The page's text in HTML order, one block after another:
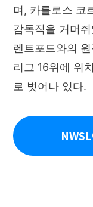
며, 카를로스 코
감독직을 거머
렌트포드와의
리그 16위에 위
로 벗어나 있다.